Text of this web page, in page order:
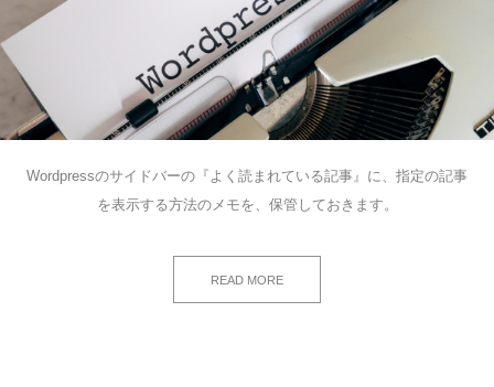
Wordpressのサイドバーの『よく読まれている記事』に、指定の記事
を表示する方法のメモを、保管しておきます。
READ MORE